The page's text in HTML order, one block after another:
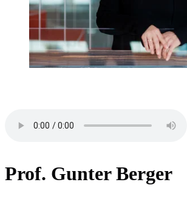
Prof. Gunter Berger